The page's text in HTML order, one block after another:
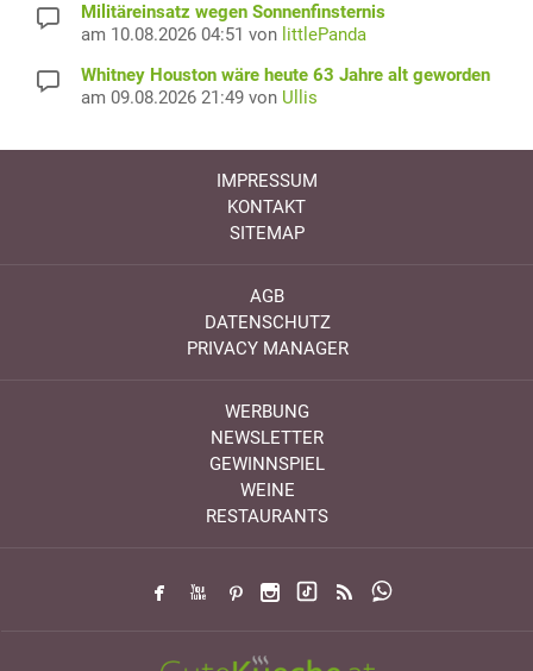
Militäreinsatz wegen Sonnenfinsternis
am 10.08.2026 04:51 von littlePanda
Whitney Houston wäre heute 63 Jahre alt geworden
am 09.08.2026 21:49 von Ullis
IMPRESSUM
KONTAKT
SITEMAP
AGB
DATENSCHUTZ
PRIVACY MANAGER
WERBUNG
NEWSLETTER
GEWINNSPIEL
WEINE
RESTAURANTS